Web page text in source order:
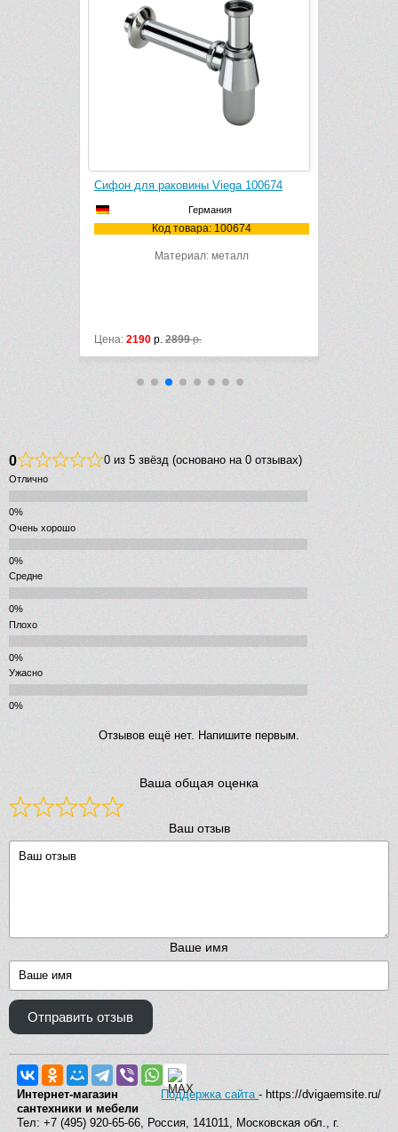
Сифон для раковины Viega 100674
Германия
Код товара: 100674
Материал: металл
Цена: 2190 р. 2899р.
0 0 из 5 звёзд (основано на 0 отзывах)
Отлично
Очень хорошо
Средне
Плохо
Ужасно
Отзывов ещё нет. Напишите первым.
Ваша общая оценка
Ваш отзыв
Ваше имя
Отправить отзыв
Поддержка сайта- https://dvigaemsite.ru/
Интернет-магазин
сантехники и мебели
Тел: +7 (495) 920-65-66, Россия, 141011, Московская обл., г.